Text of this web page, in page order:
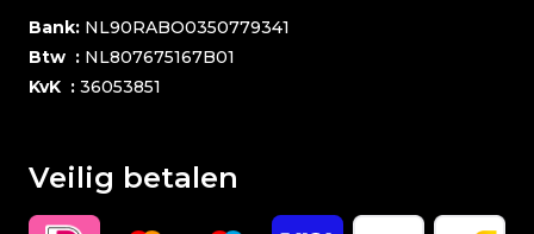
Bank: NL90RABO0350779341
Btw : NL807675167B01
KvK : 36053851
Veilig betalen